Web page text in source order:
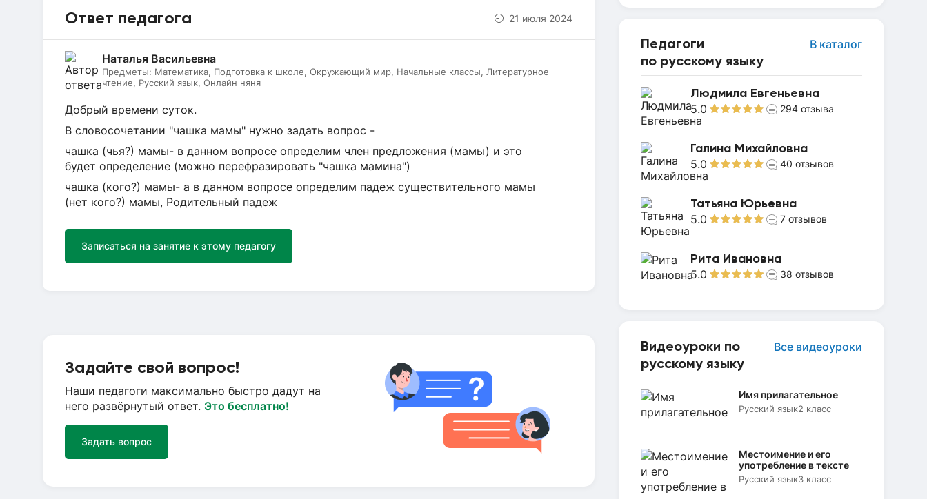
Педагоги
по русскому языку
В каталог
Людмила Евгеньевна
5.0 294 отзыва
Галина Михайловна
5.0 40 отзывов
Татьяна Юрьевна
5.0 7 отзывов
Рита Ивановна
5.0 38 отзывов
Видеоуроки по
русскому языку
Все видеоуроки
Имя прилагательное
Русский язык2 класс
Местоимение и его
употребление в тексте
Русский язык3 класс
Ответ педагога 21 июля 2024
Наталья Васильевна
Предметы: Математика, Подготовка к школе, Окружающий мир, Начальные классы, Литературное
чтение, Русский язык, Онлайн няня
Добрый времени суток.
В словосочетании "чашка мамы" нужно задать вопрос -
чашка (чья?) мамы- в данном вопросе определим член предложения (мамы) и это
будет определение (можно перефразировать "чашка мамина")
чашка (кого?) мамы- а в данном вопросе определим падеж существительного мамы
(нет кого?) мамы, Родительный падеж
Записаться на занятие к этому педагогу
Задайте свой вопрос!
Наши педагоги максимально быстро дадут на
него развёрнутый ответ. Это бесплатно!
Задать вопрос